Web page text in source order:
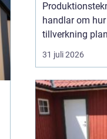
handlar om hur
tillverkning
organiseras och
genomförs i
samspelet
maskiner,
material och
När dessa
31 juli 2026